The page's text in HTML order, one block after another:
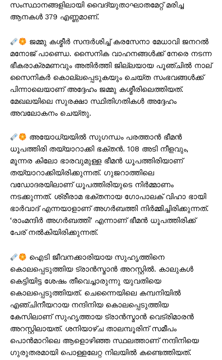
സംസ്ഥാനങ്ങളിലായി വൈദ്യുതാഘാതമേറ്റ് മരിച്ച
ആനകൾ 379 എണ്ണമാണ്.
ജമ്മു കശ്മീർ സന്ദർശിച്ച് കരസേനാ മേധാവി ജനറൽ
മനോജ് പാണ്ഡെ. സൈനിക വാഹനങ്ങൾക്ക് നേരെ നടന്ന
ഭീകരാക്രമണവും അതിർത്തി ജില്ലയായ പൂഞ്ചിൽ നാല്
സൈനികർ കൊല്ലപ്പെടുകയും ചെയ്ത സംഭവങ്ങൾക്ക്
പിന്നാലെയാണ് അദ്ദേഹം ജമ്മു കശ്മീരിലെത്തിയത്.
മേഖലയിലെ സുരക്ഷാ സ്ഥിതിഗതികൾ അദ്ദേഹം
അവലോകനം ചെയ്തു.
അയോധ്യയിൽ സുഗന്ധം പരത്താൻ ഭീമൻ
ധൂപത്തിരി തയ്യാറാക്കി ഭക്തൻ. 108 അടി നീളവും,
മൂന്നര കിലോ ഭാരവുമുള്ള ഭീമൻ ധൂപത്തിരിയാണ്
തയ്യാറാക്കിയിരിക്കുന്നത്. ഗുജറാത്തിലെ
വഡോദരയിലാണ് ധൂപത്തിരിയുടെ നിർമ്മാണം
നടക്കുന്നത്. ശ്രീരാമ ഭക്തനായ ഗോപാലക് വിഹാ ഭായി
ഭാർവാദ് എന്നയാളാണ് അഗർബത്തി നിർമ്മിച്ചിരിക്കുന്നത്.
‘രാംമന്ദിർ അഗർബത്തി’ എന്നാണ് ഭീമൻ ധൂപത്തിരിക്ക്
പേര് നൽകിയിരിക്കുന്നത്.
ഐടി ജീവനക്കാരിയായ സുഹൃത്തിനെ
കൊലപ്പെടുത്തിയ ട്രാന്‍സ്മാന്‍ അറസ്റ്റിൽ. കാലുകള്‍
കെട്ടിയിട്ട ശേഷം തീവെച്ചാരുന്നു യുവതിയെ
കൊലപ്പെടുത്തിയത്. ചെന്നൈയിലെ കമ്പനിയില്‍
എഞ്ചിനീയറായ നന്ദിനിയ കൊലപ്പെടുത്തിയ
കേസിലാണ് സുഹൃത്തായ ട്രാന്‍സ്മാന്‍ വെട്രിമാരന്‍
അറസ്റ്റിലായത്. ശനിയാഴ്ച താലമ്പൂരിന് സമീപം
പൊന്‍മാറിലെ ആളൊഴിഞ്ഞ സ്ഥലത്താണ് നന്ദിനിയെ
ഗുരുതരമായി പൊള്ളലേറ്റ നിലയില്‍ കണ്ടെത്തിയത്.